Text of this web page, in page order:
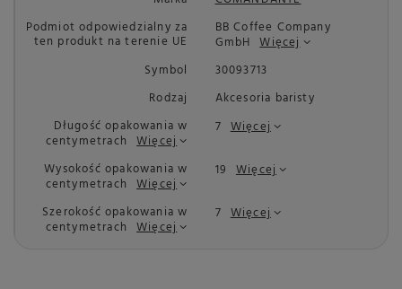
Podmiot odpowiedzialny za
ten produkt na terenie UE
BB Coffee Company
GmbH Więcej
Symbol
30093713
Rodzaj
Akcesoria baristy
Długość opakowania w
centymetrach Więcej
7 Więcej
Wysokość opakowania w
centymetrach Więcej
19 Więcej
Szerokość opakowania w
centymetrach Więcej
7 Więcej